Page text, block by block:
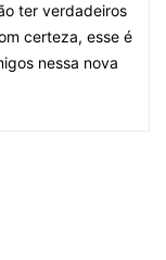
ter verdadeiros
certeza, esse é
nessa nova